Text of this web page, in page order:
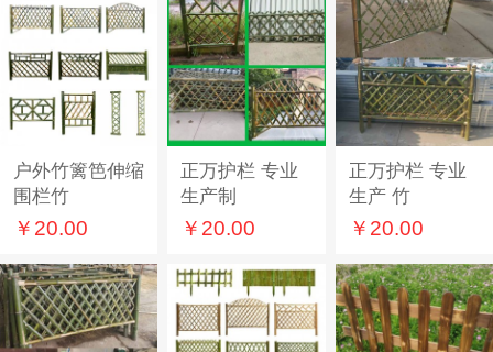
户外竹篱笆伸缩
围栏竹
￥20.00
正万护栏 专业
生产制
￥20.00
正万护栏 专业
生产 竹
￥20.00